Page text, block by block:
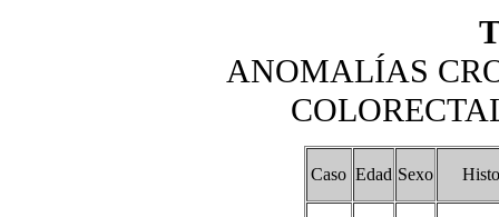
ANOMALÍAS
Caso Edad Sexo